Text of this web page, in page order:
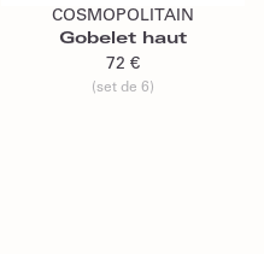
COSMOPOLITAIN
Gobelet haut
72 €
(set de 6)